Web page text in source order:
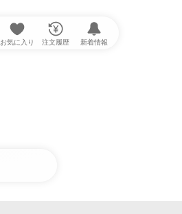
お気に入り 注文履歴 新着情報